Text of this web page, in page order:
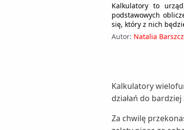
Kalkulatory to
podstawowych
się, który z nich
Autor: Natalia
Kalkulatory
działań do
Za chwilę